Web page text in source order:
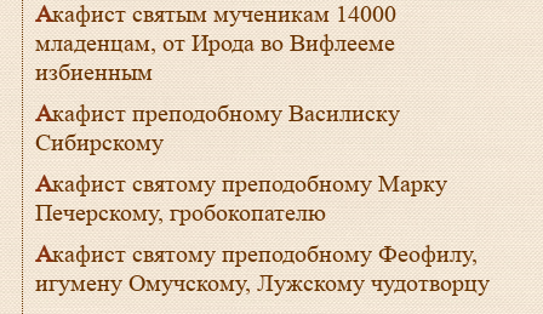
Акафист святым мученикам 14000
младенцам, от Ирода во Вифлееме
избиенным
Акафист преподобному Василиску
Сибирскому
Акафист святому преподобному Марку
Печерскому, гробокопателю
Акафист святому преподобному Феофилу,
игумену Омучскому, Лужскому чудотворцу